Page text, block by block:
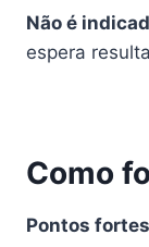
Não é
espera
Como
Pontos